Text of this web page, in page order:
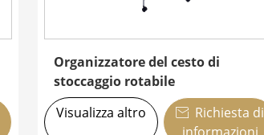
Organizzatore del cesto di
stoccaggio rotabile
Visualizza altro
 Richiesta di
informazioni